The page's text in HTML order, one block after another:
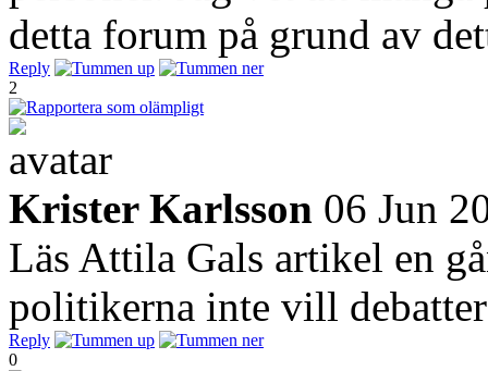
detta forum på grund av
Reply
2
Krister Karlsson 06 Jun
Läs Attila Gals artikel en
politikerna inte vill
Reply
0